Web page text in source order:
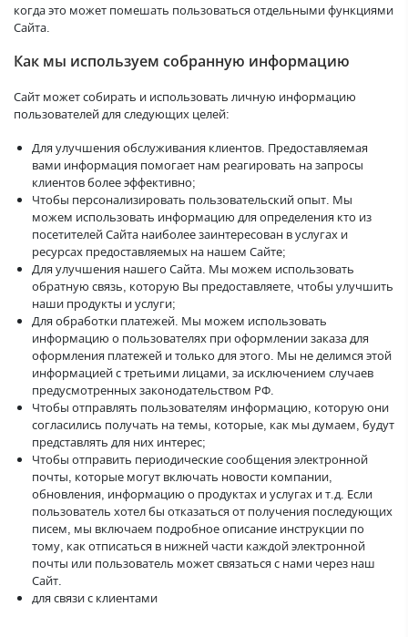
когда это может помешать пользоваться отдельными функциями
Сайта.
Как мы используем собранную информацию
Сайт может собирать и использовать личную информацию
пользователей для следующих целей:
Для улучшения обслуживания клиентов. Предоставляемая
вами информация помогает нам реагировать на запросы
клиентов более эффективно;
Чтобы персонализировать пользовательский опыт. Мы
можем использовать информацию для определения кто из
посетителей Сайта наиболее заинтересован в услугах и
ресурсах предоставляемых на нашем Сайте;
Для улучшения нашего Сайта. Мы можем использовать
обратную связь, которую Вы предоставляете, чтобы улучшить
наши продукты и услуги;
Для обработки платежей. Мы можем использовать
информацию о пользователях при оформлении заказа для
оформления платежей и только для этого. Мы не делимся этой
информацией с третьими лицами, за исключением случаев
предусмотренных законодательством РФ.
Чтобы отправлять пользователям информацию, которую они
согласились получать на темы, которые, как мы думаем, будут
представлять для них интерес;
Чтобы отправить периодические сообщения электронной
почты, которые могут включать новости компании,
обновления, информацию о продуктах и услугах и т.д. Если
пользователь хотел бы отказаться от получения последующих
писем, мы включаем подробное описание инструкции по
тому, как отписаться в нижней части каждой электронной
почты или пользователь может связаться с нами через наш
Сайт.
для связи с клиентами